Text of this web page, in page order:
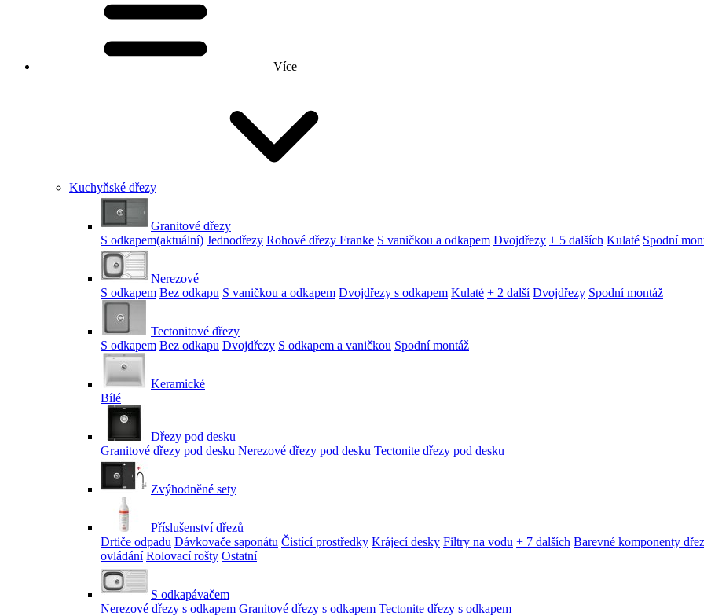
Více
Kuchyňské dřezy
Granitové dřezy
S odkapem(aktuální) Jednodřezy Rohové dřezy Franke S vaničkou a odkapem Dvojdřezy + 5 dalších Kulaté Spodní
Nerezové
S odkapem Bez odkapu S vaničkou a odkapem Dvojdřezy s odkapem Kulaté + 2 další Dvojdřezy Spodní montáž
Tectonitové dřezy
S odkapem Bez odkapu Dvojdřezy S odkapem a vaničkou Spodní montáž
Keramické
Bílé
Dřezy pod desku
Granitové dřezy pod desku Nerezové dřezy pod desku Tectonite dřezy pod desku
Zvýhodněné sety
Příslušenství dřezů
Drtiče odpadu Dávkovače saponátu Čistící prostředky Krájecí desky Filtry na vodu + 7 dalších Barevné komponenty
ovládání Rolovací rošty Ostatní
S odkapávačem
Nerezové dřezy s odkapem Granitové dřezy s odkapem Tectonite dřezy s odkapem